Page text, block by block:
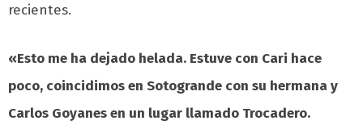
recientes.
«Esto me ha dejado helada. Estuve con Cari hace
poco, coincidimos en Sotogrande con su hermana y
Carlos Goyanes en un lugar llamado Trocadero.